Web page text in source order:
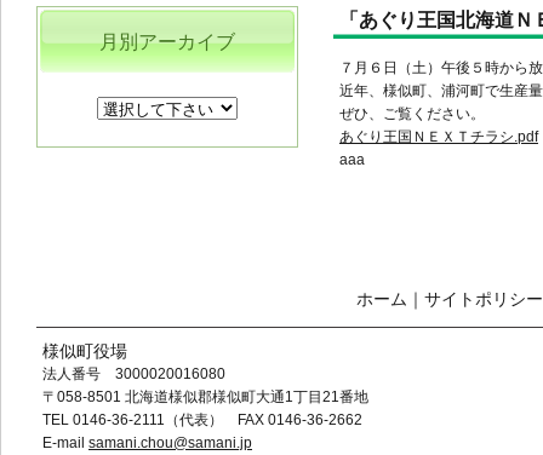
「あぐり王国北海道
７月６日（土）午後５時から
近年、様似町、浦河町で生産
ぜひ、ご覧ください。
あぐり王国ＮＥＸＴチラシ.pdf
aaa
月別アーカイブ
ホーム ｜ サイトポリシー
様似町役場
法人番号 3000020016080
〒058-8501 北海道様似郡様似町大通1丁目21番地
TEL 0146-36-2111（代表） FAX 0146-36-2662
E-mail samani.chou@samani.jp